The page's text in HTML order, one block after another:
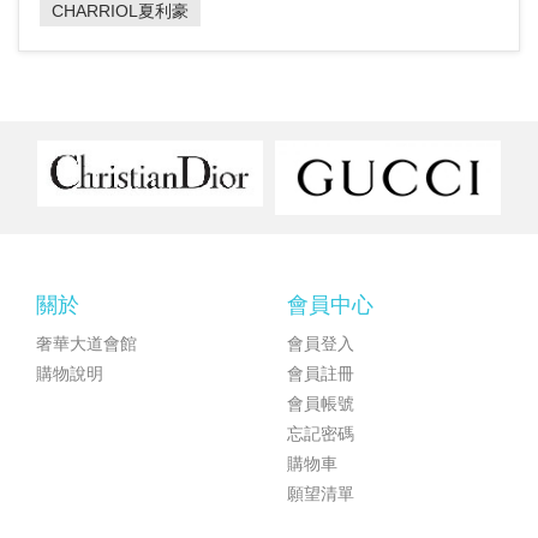
CHARRIOL夏利豪
關於
奢華大道會館
購物說明
會員中心
會員登入
會員註冊
會員帳號
忘記密碼
購物車
願望清單